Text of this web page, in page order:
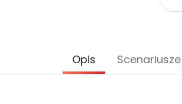
Opis